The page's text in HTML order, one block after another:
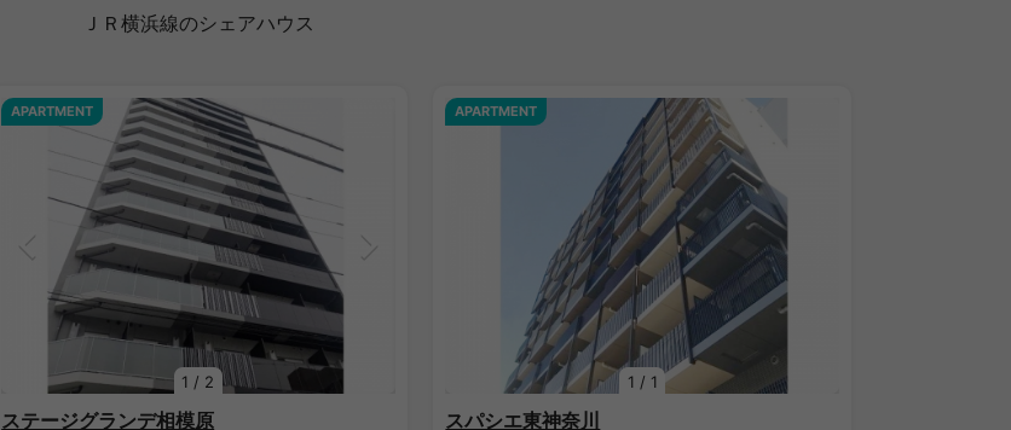
ＪＲ横浜線のシェアハウス
1 / 2
APARTMENT
ステージグランデ相模原
1 / 1
APARTMENT
スパシエ東神奈川